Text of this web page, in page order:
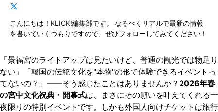
こんにちは！KLICK!編集部です。 なるべくリアルで最新の情報
を書いていくつもりですので、ぜひフォローしてみてください！
「景福宮のライトアップは見たいけど、普通の観光では物足り
ない」「韓国の伝統文化を"本物"の形で体験できるイベントっ
てないの？」——そう感じたことはありませんか？ 2026年春
の宮中文化祝典・開幕式は、まさにその願いを叶えてくれる一
夜限りの特別イベントです。しかも外国人向けチケットは旅行